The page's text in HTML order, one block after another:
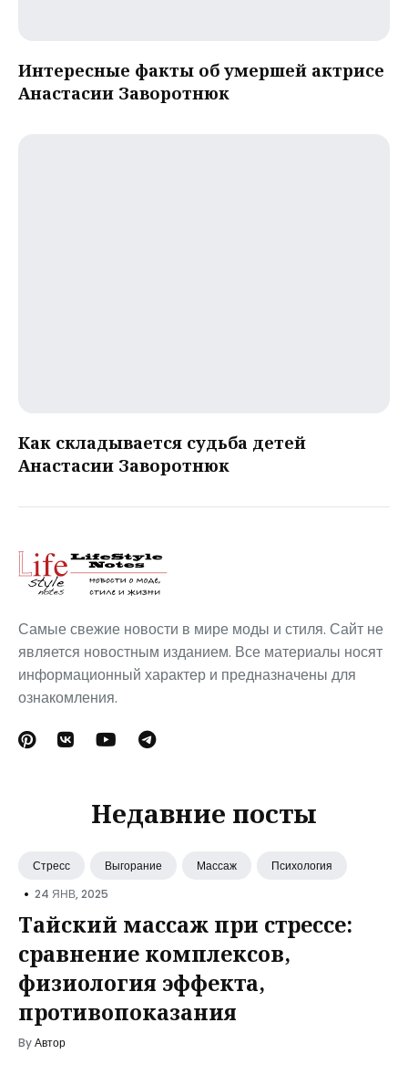
Интересные факты об умершей актрисе
Анастасии Заворотнюк
Как складывается судьба детей
Анастасии Заворотнюк
Самые свежие новости в мире моды и стиля. Сайт не
является новостным изданием. Все материалы носят
информационный характер и предназначены для
ознакомления.
Недавние посты
Стресс Выгорание Массаж Психология
• 24 ЯНВ, 2025
Тайский массаж при стрессе:
сравнение комплексов,
физиология эффекта,
противопоказания
ByАвтор